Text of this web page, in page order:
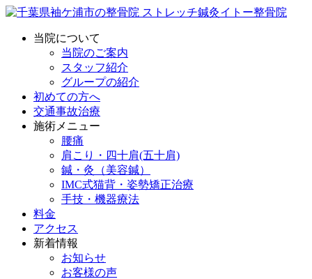
当院について
当院のご案内
スタッフ紹介
グループの紹介
初めての方へ
交通事故治療
施術メニュー
腰痛
肩こり・四十肩(五十肩)
鍼・灸（美容鍼）
IMC式猫背・姿勢矯正治療
手技・機器療法
料金
アクセス
新着情報
お知らせ
お客様の声